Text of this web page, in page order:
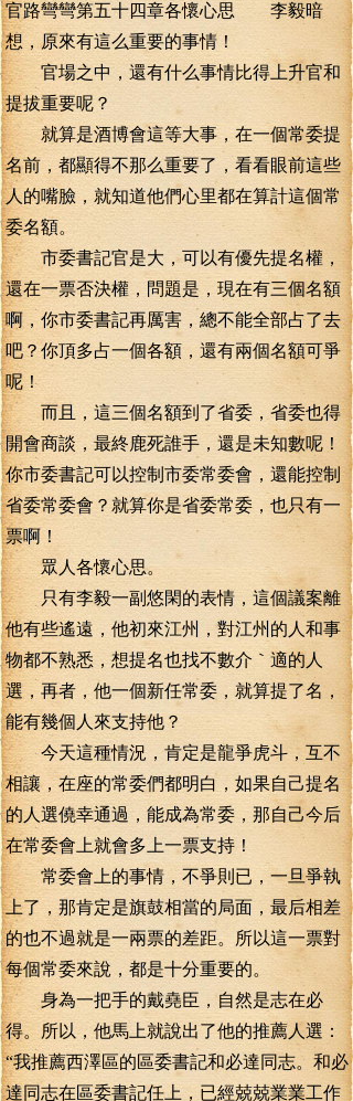
官路彎彎第五十四章各懷心思 李毅暗
想，原來有這么重要的事情！
官場之中，還有什么事情比得上升官和
提拔重要呢？
就算是酒博會這等大事，在一個常委提
名前，都顯得不那么重要了，看看眼前這些
人的嘴臉，就知道他們心里都在算計這個常
委名額。
市委書記官是大，可以有優先提名權，
還在一票否決權，問題是，現在有三個名額
啊，你市委書記再厲害，總不能全部占了去
吧？你頂多占一個各額，還有兩個名額可爭
呢！
而且，這三個名額到了省委，省委也得
開會商談，最終鹿死誰手，還是未知數呢！
你市委書記可以控制市委常委會，還能控制
省委常委會？就算你是省委常委，也只有一
票啊！
眾人各懷心思。
只有李毅一副悠閑的表情，這個議案離
他有些遙遠，他初來江州，對江州的人和事
物都不熟悉，想提名也找不數介｀適的人
選，再者，他一個新任常委，就算提了名，
能有幾個人來支持他？
今天這種情況，肯定是龍爭虎斗，互不
相讓，在座的常委們都明白，如果自己提名
的人選僥幸通過，能成為常委，那自己今后
在常委會上就會多上一票支持！
常委會上的事情，不爭則已，一旦爭執
上了，那肯定是旗鼓相當的局面，最后相差
的也不過就是一兩票的差距。所以這一票對
每個常委來說，都是十分重要的。
身為一把手的戴堯臣，自然是志在必
得。所以，他馬上就說出了他的推薦人選：
“我推薦西澤區的區委書記和必達同志。和必
達同志在區委書記任上，已經兢兢業業工作